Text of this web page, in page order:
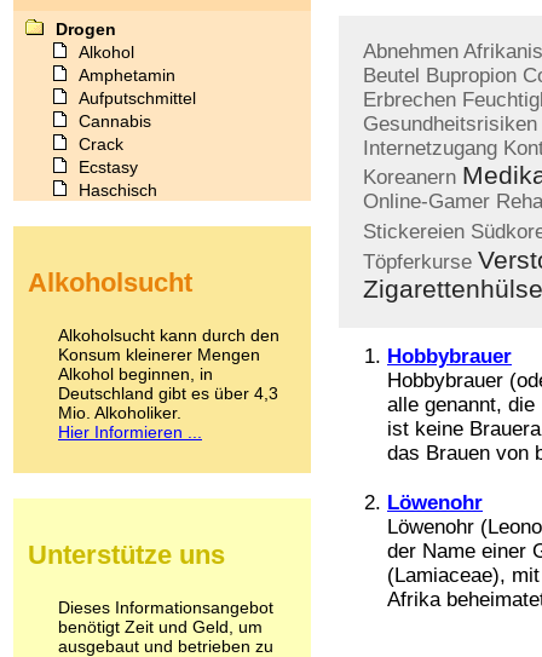
Abnehmen
Beutel Bupropion
Erbrechen
Gesundheitsrisiken
Internetzugang
Koreanern
Online-Gamer
Stickereien
Töpferkurse
Zigarettenhülse
Hobbybrauer
Hobbybrauer
alle genannt,
ist keine
das Brauen von
Löwenohr
Löwenohr
der Name einer
(Lamiaceae),
Afrika
Drogen
Alkohol
Amphetamin
Aufputschmittel
Cannabis
Crack
Ecstasy
Haschisch
Kokain
LSD
Marihuana
Medikamente
Meskalin
Metamphetamin
Methadon
Pilze
Psychopharmaka
Schlafmittel
Schmerzmittel
Alkoholsucht
Alkoholsucht kann durch den
Konsum kleinerer Mengen
Alkohol beginnen, in
Deutschland gibt es über 4,3
Mio. Alkoholiker.
Hier Informieren ...
Unterstütze uns
Dieses Informationsangebot
benötigt Zeit und Geld, um
ausgebaut und betrieben zu